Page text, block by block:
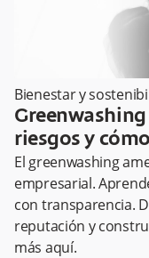
Bienestar y
Greenwashing
riesgos y
El greenwashing
empresarial.
con transparencia.
reputación y
más aquí.